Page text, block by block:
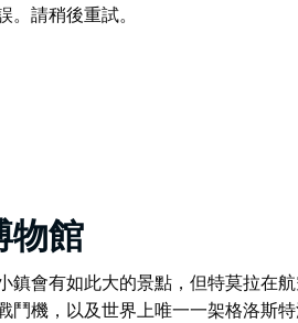
請稍後重試。
物館
鎮會有如此大的景點，但特莫拉在
鬥機，以及世界上唯一一架格洛斯